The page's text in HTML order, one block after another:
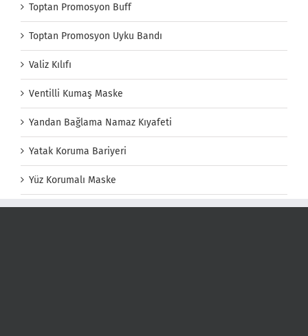
Toptan Promosyon Buff
Toptan Promosyon Uyku Bandı
Valiz Kılıfı
Ventilli Kumaş Maske
Yandan Bağlama Namaz Kıyafeti
Yatak Koruma Bariyeri
Yüz Korumalı Maske